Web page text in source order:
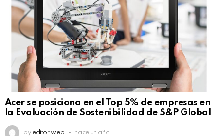
Acer se posiciona en el Top 5% de empresas en
la Evaluación de Sostenibilidad de S&P Global
by editor web hace un año